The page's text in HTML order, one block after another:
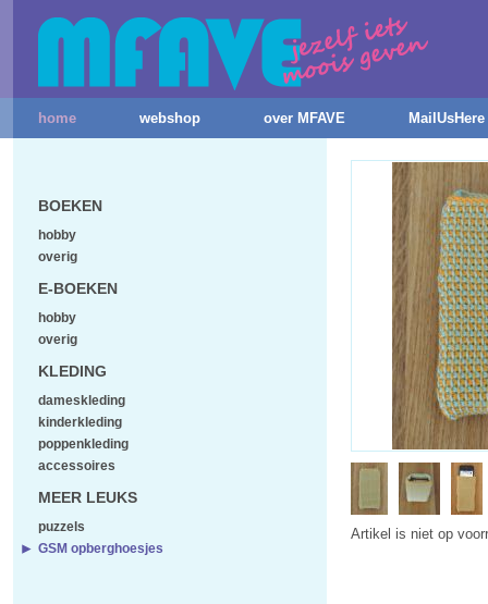
home webshop over MFAVE MailUsHere
Artikel is niet op
BOEKEN
hobby
overig
E-BOEKEN
hobby
overig
KLEDING
dameskleding
kinderkleding
poppenkleding
accessoires
MEER LEUKS
puzzels
GSM opberghoesjes